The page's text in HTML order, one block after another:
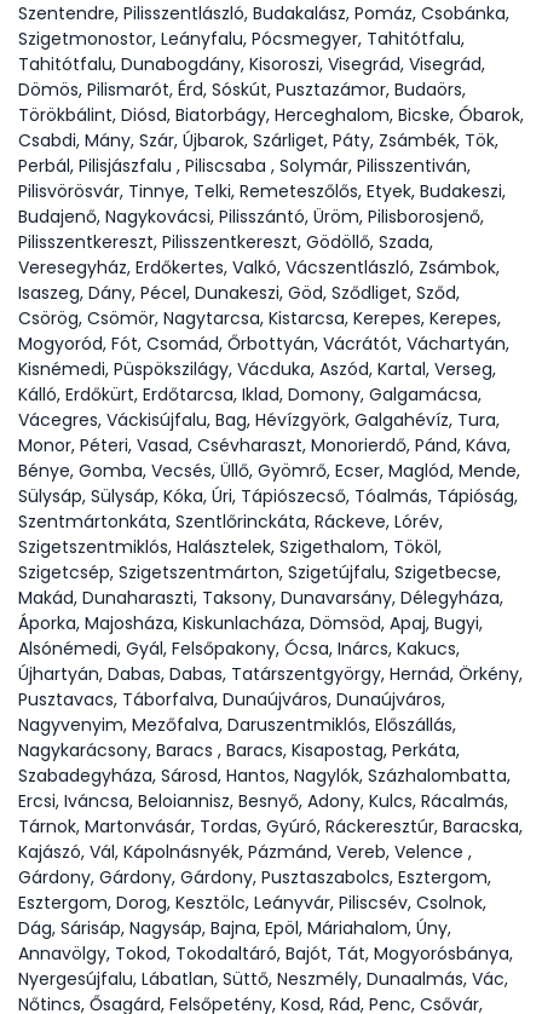
Szentendre, Pilisszentlászló, Budakalász, Pomáz, Csobánka,
Szigetmonostor, Leányfalu, Pócsmegyer, Tahitótfalu,
Tahitótfalu, Dunabogdány, Kisoroszi, Visegrád, Visegrád,
Dömös, Pilismarót, Érd, Sóskút, Pusztazámor, Budaörs,
Törökbálint, Diósd, Biatorbágy, Herceghalom, Bicske, Óbarok,
Csabdi, Mány, Szár, Újbarok, Szárliget, Páty, Zsámbék, Tök,
Perbál, Pilisjászfalu , Piliscsaba , Solymár, Pilisszentiván,
Pilisvörösvár, Tinnye, Telki, Remeteszőlős, Etyek, Budakeszi,
Budajenő, Nagykovácsi, Pilisszántó, Üröm, Pilisborosjenő,
Pilisszentkereszt, Pilisszentkereszt, Gödöllő, Szada,
Veresegyház, Erdőkertes, Valkó, Vácszentlászló, Zsámbok,
Isaszeg, Dány, Pécel, Dunakeszi, Göd, Sződliget, Sződ,
Csörög, Csömör, Nagytarcsa, Kistarcsa, Kerepes, Kerepes,
Mogyoród, Fót, Csomád, Őrbottyán, Vácrátót, Váchartyán,
Kisnémedi, Püspökszilágy, Vácduka, Aszód, Kartal, Verseg,
Kálló, Erdőkürt, Erdőtarcsa, Iklad, Domony, Galgamácsa,
Vácegres, Váckisújfalu, Bag, Hévízgyörk, Galgahévíz, Tura,
Monor, Péteri, Vasad, Csévharaszt, Monorierdő, Pánd, Káva,
Bénye, Gomba, Vecsés, Üllő, Gyömrő, Ecser, Maglód, Mende,
Sülysáp, Sülysáp, Kóka, Úri, Tápiószecső, Tóalmás, Tápióság,
Szentmártonkáta, Szentlőrinckáta, Ráckeve, Lórév,
Szigetszentmiklós, Halásztelek, Szigethalom, Tököl,
Szigetcsép, Szigetszentmárton, Szigetújfalu, Szigetbecse,
Makád, Dunaharaszti, Taksony, Dunavarsány, Délegyháza,
Áporka, Majosháza, Kiskunlacháza, Dömsöd, Apaj, Bugyi,
Alsónémedi, Gyál, Felsőpakony, Ócsa, Inárcs, Kakucs,
Újhartyán, Dabas, Dabas, Tatárszentgyörgy, Hernád, Örkény,
Pusztavacs, Táborfalva, Dunaújváros, Dunaújváros,
Nagyvenyim, Mezőfalva, Daruszentmiklós, Előszállás,
Nagykarácsony, Baracs , Baracs, Kisapostag, Perkáta,
Szabadegyháza, Sárosd, Hantos, Nagylók, Százhalombatta,
Ercsi, Iváncsa, Beloiannisz, Besnyő, Adony, Kulcs, Rácalmás,
Tárnok, Martonvásár, Tordas, Gyúró, Ráckeresztúr, Baracska,
Kajászó, Vál, Kápolnásnyék, Pázmánd, Vereb, Velence ,
Gárdony, Gárdony, Gárdony, Pusztaszabolcs, Esztergom,
Esztergom, Dorog, Kesztölc, Leányvár, Piliscsév, Csolnok,
Dág, Sárisáp, Nagysáp, Bajna, Epöl, Máriahalom, Úny,
Annavölgy, Tokod, Tokodaltáró, Bajót, Tát, Mogyorósbánya,
Nyergesújfalu, Lábatlan, Süttő, Neszmély, Dunaalmás, Vác,
Nőtincs, Ősagárd, Felsőpetény, Kosd, Rád, Penc, Csővár,